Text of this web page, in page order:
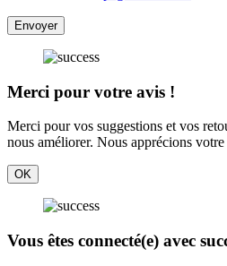
Envoyer
Merci pour votre avis !
Merci pour vos suggestions et vos
nous améliorer. Nous apprécions
OK
Vous êtes connecté(e) avec